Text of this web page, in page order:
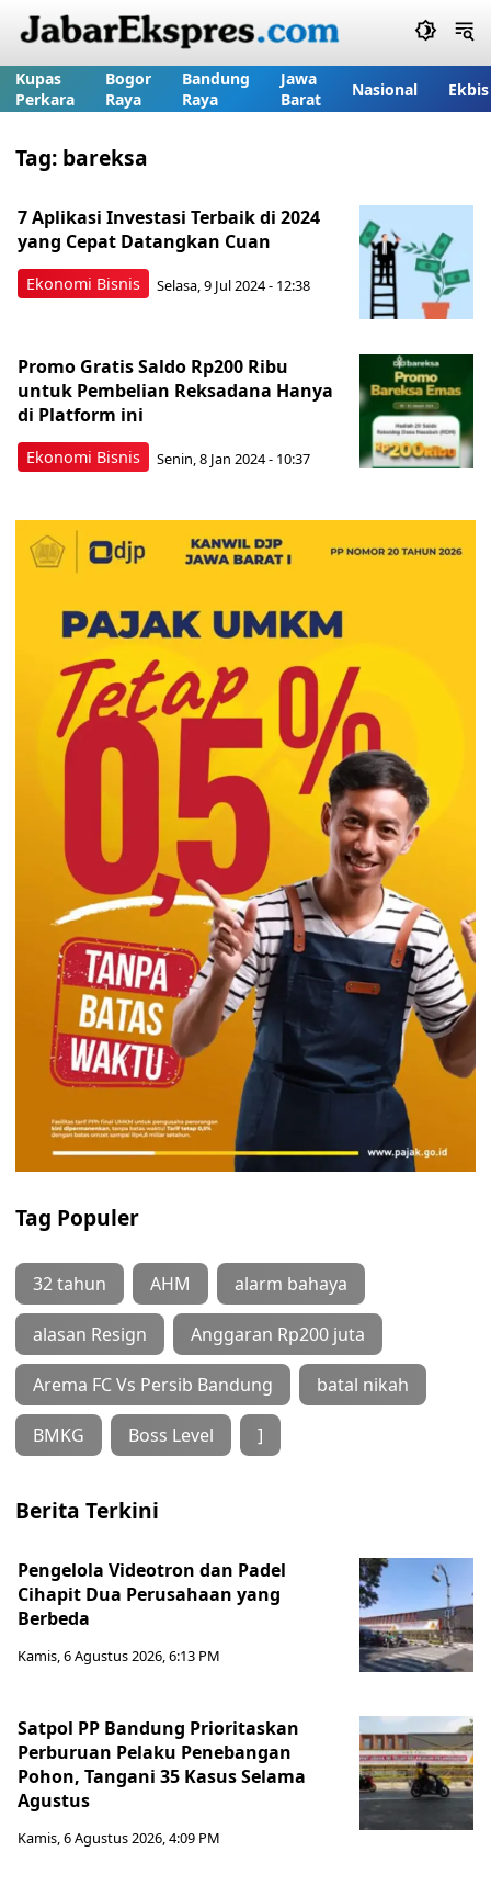
Kupas
Perkara
Bogor
Raya
Bandung
Raya
Jawa
Barat
Nasional Ekbis
Tag: bareksa
Ekonomi Bisnis
7 Aplikasi Investasi Terbaik di 2024
yang Cepat Datangkan Cuan
Selasa, 9 Jul 2024 - 12:38
Ekonomi Bisnis
Promo Gratis Saldo Rp200 Ribu
untuk Pembelian Reksadana Hanya
di Platform ini
Senin, 8 Jan 2024 - 10:37
Tag Populer
32 tahun AHM alarm bahaya
alasan Resign Anggaran Rp200 juta
Arema FC Vs Persib Bandung batal nikah
BMKG Boss Level ]
Berita Terkini
Pengelola Videotron dan Padel
Cihapit Dua Perusahaan yang
Berbeda
Kamis, 6 Agustus 2026, 6:13 PM
Satpol PP Bandung Prioritaskan
Perburuan Pelaku Penebangan
Pohon, Tangani 35 Kasus Selama
Agustus
Kamis, 6 Agustus 2026, 4:09 PM